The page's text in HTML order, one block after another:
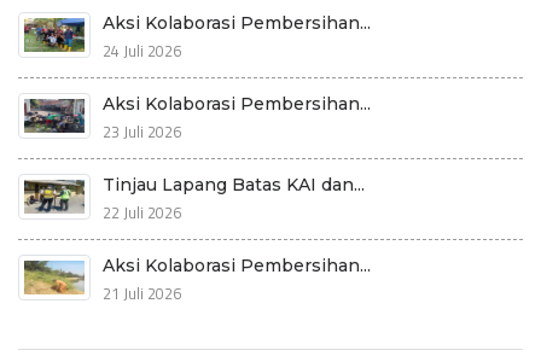
Aksi Kolaborasi Pembersihan...
24 Juli 2026
Aksi Kolaborasi Pembersihan...
23 Juli 2026
Tinjau Lapang Batas KAI dan...
22 Juli 2026
Aksi Kolaborasi Pembersihan...
21 Juli 2026